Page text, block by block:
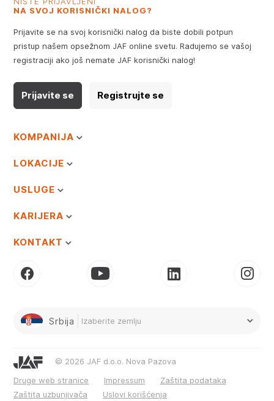
NA SVOJ KORISNIČKI NALOG?
Prijavite se na svoj korisnički nalog da biste dobili potpun
pristup našem opsežnom JAF online svetu. Radujemo se vašoj
registraciji ako još nemate JAF korisnički nalog!
Prijavite se Registrujte se
KOMPANIJA
LOKACIJE
USLUGE
KARIJERA
KONTAKT
Srbija Izaberite zemlju
© 2026 JAF d.o.o. Nova Pazova
Druge web stranice
Impressum
Zaštita podataka
Zaštita uzbunjivača
Uslovi korišćenja